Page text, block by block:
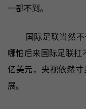
一都不到。
国际足联当然
哪怕后来国际足联扛
亿美元，央视依然
展。